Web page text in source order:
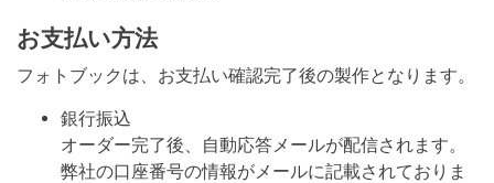
お支払い方法
フォトブックは、お支払い確認完了後の製作となります。
銀行振込
オーダー完了後、自動応答メールが配信されます。
弊社の口座番号の情報がメールに記載されておりま